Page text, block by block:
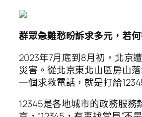
群眾急難愁盼訴求多元，若何
2023年7月底到8月初，北京
災害。從北京東北山區房山
一個求救電話，就是打給
12345是各地城市的政務服務